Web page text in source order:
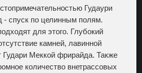
Гудаури
- спуск по целинным полям.
для этого. Глубокий
камней, лавинной
Гудари Меккой фрирайда. Также
количество внетрассовых